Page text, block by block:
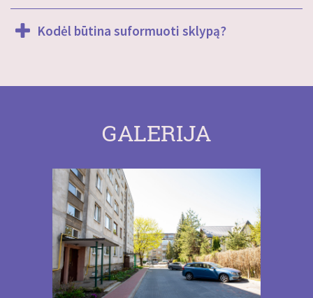
Kodėl būtina suformuoti sklypą?
GALERIJA